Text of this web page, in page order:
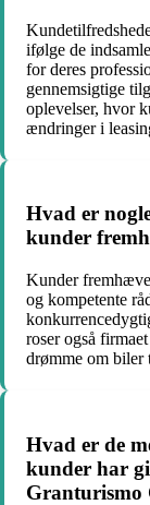
ifølge de
for deres
gennemsigtige
oplevelser, hvor
ændringer i
Hvad er
kunder
Kunder
og kompetente
roser også
drømme om
Hvad er de
kunder har
Granturismo